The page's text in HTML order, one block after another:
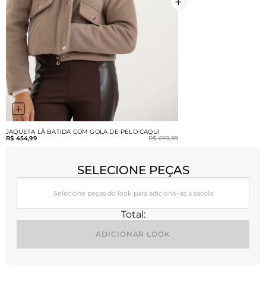
JAQUETA LÃ BATIDA COM GOLA DE PELO CAQUI
R$ 699,99
R$ 454,99
SELECIONE PEÇAS
Selecione peças do look para adicioná-las à sacola
Total:
ADICIONAR LOOK